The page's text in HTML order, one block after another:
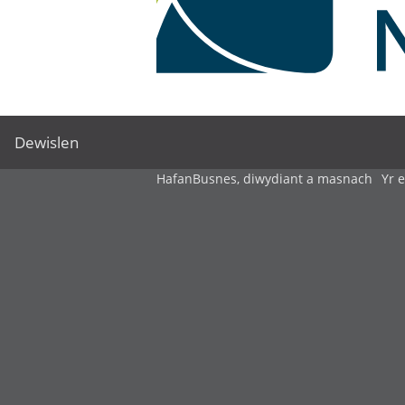
Dewislen
HafanBusnes, diwydiant a masnach Yr